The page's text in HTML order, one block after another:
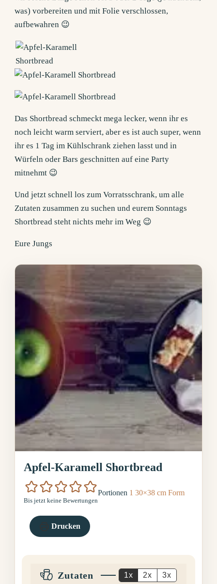
was) vorbereiten und mit Folie verschlossen,
aufbewahren 😉
Das Shortbread schmeckt mega lecker, wenn ihr es
noch leicht warm serviert, aber es ist auch super, wenn
ihr es 1 Tag im Kühlschrank ziehen lasst und in
Würfeln oder Bars geschnitten auf eine Party
mitnehmt 😉
Und jetzt schnell los zum Vorratsschrank, um alle
Zutaten zusammen zu suchen und eurem Sonntags
Shortbread steht nichts mehr im Weg 😉
Eure Jungs
Apfel-Karamell Shortbread
Bis jetzt keine Bewertungen
Drucken
Portionen 1 30×38 cm Form
Zutaten 1x 2x 3x